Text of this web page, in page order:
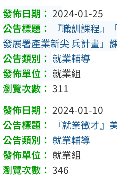
2024-01-25
『職訓課程』
發展署產業新尖 兵計畫」
就業輔導
就業組
311
2024-01-10
『就業徵才』
就業輔導
就業組
346